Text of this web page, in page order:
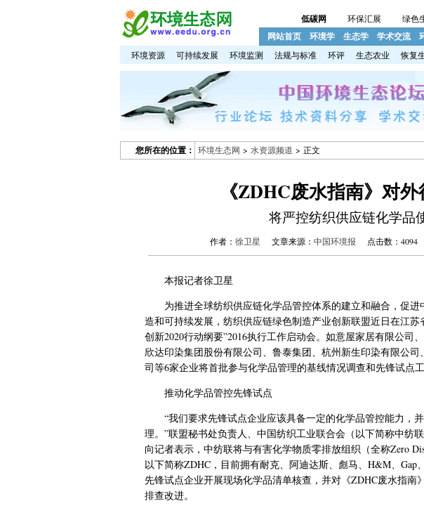
低碳网 环保汇展 绿色
网站首页 环境学 生态学 学术交流
环境资源 可持续发展 环境监测 法规与标准 环评 生态农业 恢复
您所在的位置： 环境生态网 > 水资源频道 > 正文
《ZDHC废水指南》对
将严控纺织供应链化学品
作者： 徐卫星 文章来源： 中国环境报 点击数：4094
本报记者徐卫星
为推进全球纺织供应链化学品管控体系的建立和融合，促进
造和可持续发展，纺织供应链绿色制造产业创新联盟近日在江
创新2020行动纲要”2016执行工作启动会。如意屋家居有限公司
欣达印染集团股份有限公司、鲁泰集团、杭州新生印染有限公
司等6家企业将首批参与化学品管理的基线情况调查和先锋试点工
推动化学品管控先锋试点
“我们要求先锋试点企业应该具备一定的化学品管控能力，
理。”联盟秘书处负责人、中国纺织工业联合会（以下简称中纺
向记者表示，中纺联将与有害化学物质零排放组织（全称Zero
以下简称ZDHC，目前拥有耐克、阿迪达斯、彪马、H&M、Gap
先锋试点企业开展现场化学品清单核查，并对《ZDHC废水指南
排查改进。